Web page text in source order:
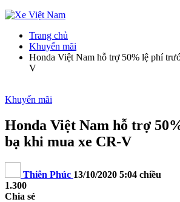
Trang chủ
Khuyến mãi
Honda Việt Nam hỗ trợ 50% lệ phí
V
Khuyến mãi
Honda Việt Nam hỗ trợ
bạ khi mua xe CR-V
Thiên Phúc 13/10/2020 5:04 chiều
1.300
Chia sẻ